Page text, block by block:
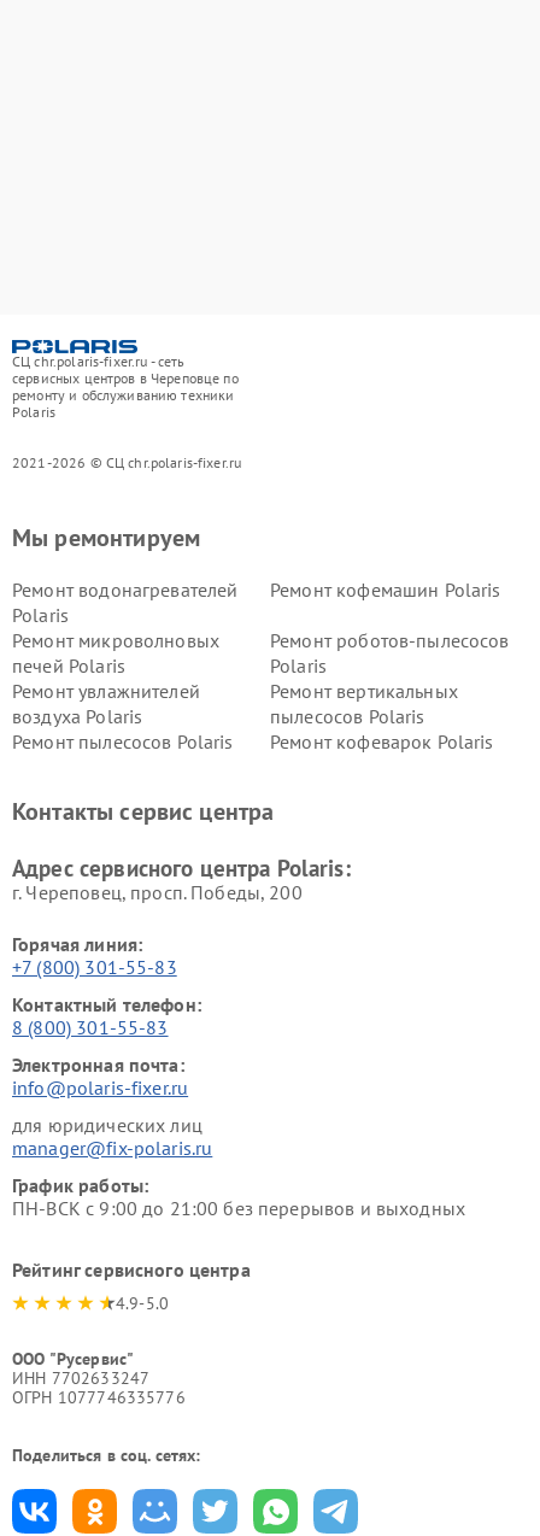
СЦ chr.polaris-fixer.ru - сеть
сервисных центров в Череповце по
ремонту и обслуживанию техники
Polaris
2021-2026 © СЦ chr.polaris-fixer.ru
Мы ремонтируем
Ремонт водонагревателей
Polaris
Ремонт кофемашин Polaris
Ремонт микроволновых
печей Polaris
Ремонт роботов-пылесосов
Polaris
Ремонт увлажнителей
воздуха Polaris
Ремонт вертикальных
пылесосов Polaris
Ремонт пылесосов Polaris
Ремонт кофеварок Polaris
Контакты сервис центра
Адрес сервисного центра Polaris:
г. Череповец, просп. Победы, 200
Горячая линия:
+7 (800) 301-55-83
Контактный телефон:
8 (800) 301-55-83
Электронная почта:
info@polaris-fixer.ru
для юридических лиц
manager@fix-polaris.ru
График работы:
ПН-ВСК с 9:00 до 21:00 без перерывов и выходных
Рейтинг сервисного центра
4.9-5.0
ООО "Русервис"
ИНН 7702633247
ОГРН 1077746335776
Поделиться в соц. сетях: